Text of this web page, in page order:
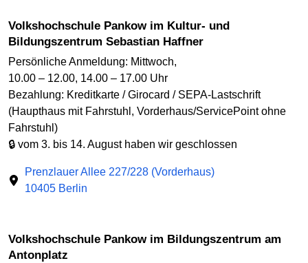
Volkshochschule Pankow im Kultur- und
Bildungszentrum Sebastian Haffner
Persönliche Anmeldung: Mittwoch,
10.00 – 12.00, 14.00 – 17.00 Uhr
Bezahlung: Kreditkarte / Girocard / SEPA-Lastschrift
(Haupthaus mit Fahrstuhl, Vorderhaus/ServicePoint ohne
Fahrstuhl)
🔒 vom 3. bis 14. August haben wir geschlossen
Prenzlauer Allee 227/228 (Vorderhaus)
10405 Berlin
Volkshochschule Pankow im Bildungszentrum am
Antonplatz